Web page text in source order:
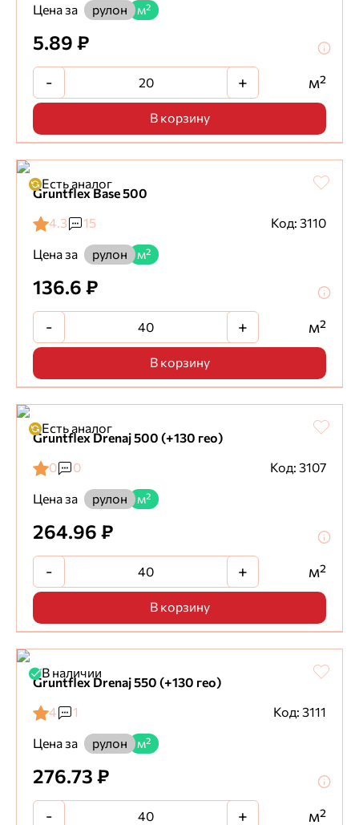
Цена за
рулон м²
5.89 ₽
- + м²
В корзину
Есть аналог
Gruntflex Base 500
4.3
15
Код: 3110
Цена за
рулон м²
136.6 ₽
- + м²
В корзину
Есть аналог
Gruntflex Drenaj 500 (+130 гео)
0
0
Код: 3107
Цена за
рулон м²
264.96 ₽
- + м²
В корзину
В наличии
Gruntflex Drenaj 550 (+130 гео)
4
1
Код: 3111
Цена за
рулон м²
276.73 ₽
- + м²